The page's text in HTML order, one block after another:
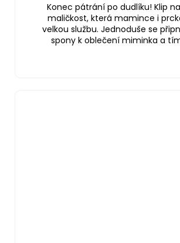
Konec pátrání po dudlíku! Klip
maličkost, která mamince i
velkou službu. Jednoduše se
spony k oblečení miminka a